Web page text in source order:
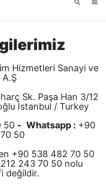
Hizmetleri Sanayi ve
Sk. Paşa Han 3/12
İstanbul / Turkey
50 - Whatsapp : +90
50
+90 538 482 70 50
243 70 50 nolu
değildir.